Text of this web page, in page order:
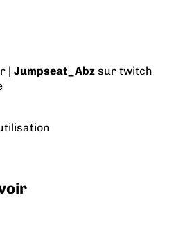
|Jumpseat_Abz sur twitch